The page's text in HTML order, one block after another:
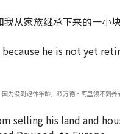
从家族继承下来的一小
因为没到退休年龄，派万德·阿里领不到养